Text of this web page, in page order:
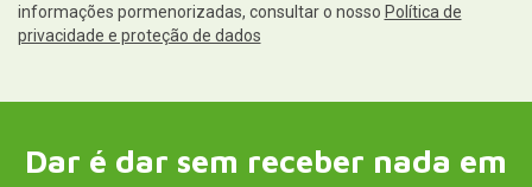
informações pormenorizadas, consultar o nosso Política de
privacidade e proteção de dados
Dar é dar sem receber nada em